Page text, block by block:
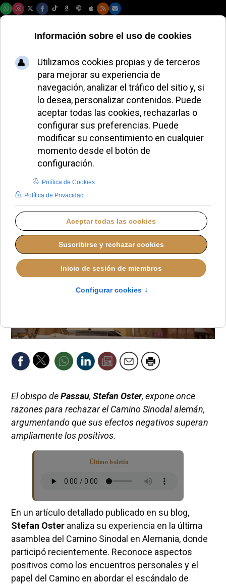
El obispo de Passau
alerta: el Camino
Sinodal divide y
debilita a la Iglesia
JAVIER RUIZ ARREGUI
IGLESIA HOY
VIERNES, 06 FEBRERO 2026 18:15
El obispo dePassau, Stefan Oster, expone once
razones para rechazar el Camino Sinodal alemán,
argumentando que sus efectos negativos superan
ampliamente los positivos.
Último boletín
En un artículo detallado publicado en su blog,
Stefan Osteranaliza su experiencia en la última
asamblea del Camino Sinodal en Alemania, donde
participó recientemente. Reconoce aspectos
positivos como los encuentros personales y el
papel del Camino en abordar el escándalo de